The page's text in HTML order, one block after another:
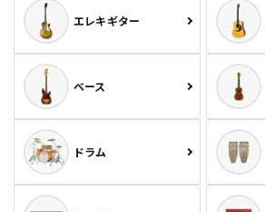
エレキギター
ベース
ドラム